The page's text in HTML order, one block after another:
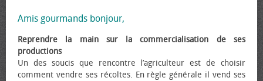
Amis gourmands bonjour,
Reprendre la main sur la commercialisation de ses
productions
Un des soucis que rencontre l’agriculteur est de choisir
comment vendre ses récoltes. En règle générale il vend ses